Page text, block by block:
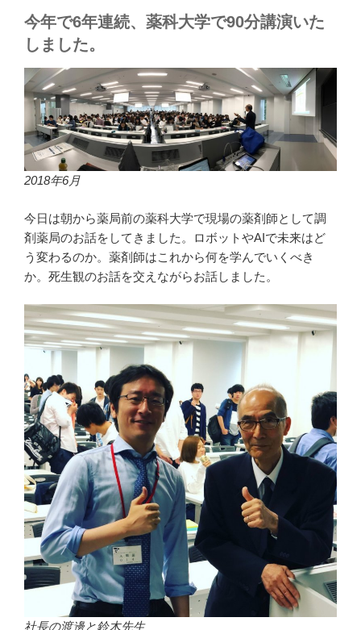
今年で6年連続、薬科大学で90分講演いた
しました。
2018年6月
今日は朝から薬局前の薬科大学で現場の薬剤師として調
剤薬局のお話をしてきました。ロボットやAIで未来はど
う変わるのか。薬剤師はこれから何を学んでいくべき
か。死生観のお話を交えながらお話しました。
社長の渡邊と鈴木先生